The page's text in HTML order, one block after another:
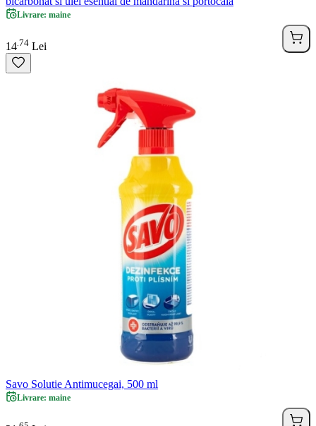
Livrare: maine
14 74 Lei
Savo Solutie Antimucegai, 500 ml
Livrare: maine